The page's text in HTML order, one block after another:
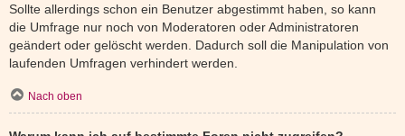
Sollte allerdings schon ein Benutzer abgestimmt haben, so kann
die Umfrage nur noch von Moderatoren oder Administratoren
geändert oder gelöscht werden. Dadurch soll die Manipulation von
laufenden Umfragen verhindert werden.
Nach oben